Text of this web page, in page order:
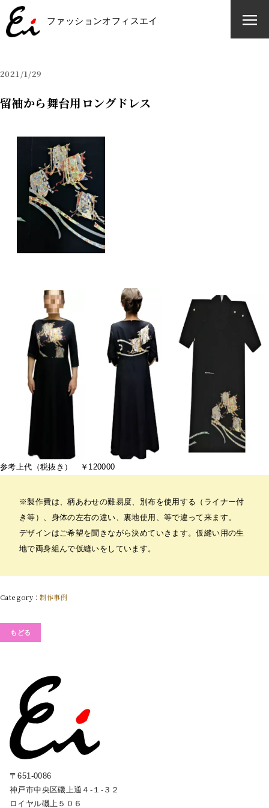
ファッションオフィスエイ
ファッションオフィスエイ
2021 1/29
留袖から舞台用ロングドレス
参考上代（税抜き） ￥120000
※製作費は、柄あわせの難易度、別布を使用する（ライナー付
き等）、身体の左右の違い、裏地使用、等で違って来ます。
デザインはご希望を聞きながら決めていきます。仮縫い用の生
地で両身組んで仮縫いをしています。
制作事例
もどる
〒651-0086
神戸市中央区磯上通４-１-３２
ロイヤル磯上５０６